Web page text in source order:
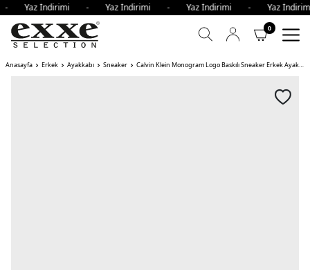
Yaz İndirimi - Yaz İndirimi - Yaz İndirimi - Yaz
0
Anasayfa Erkek Ayakkabı Sneaker Calvin Klein Monogram Logo Baskılı Sneaker Erkek Ayakkabı